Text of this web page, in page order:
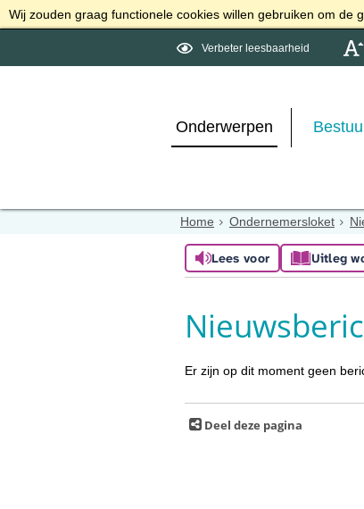
Wij zouden graag functionele cookies willen gebruiken om de
Verbeter leesbaarheid
Onderwerpen
Home Ondernemersloket
Lees voor Uitleg
Er zijn op dit moment geen
Deel deze pagina